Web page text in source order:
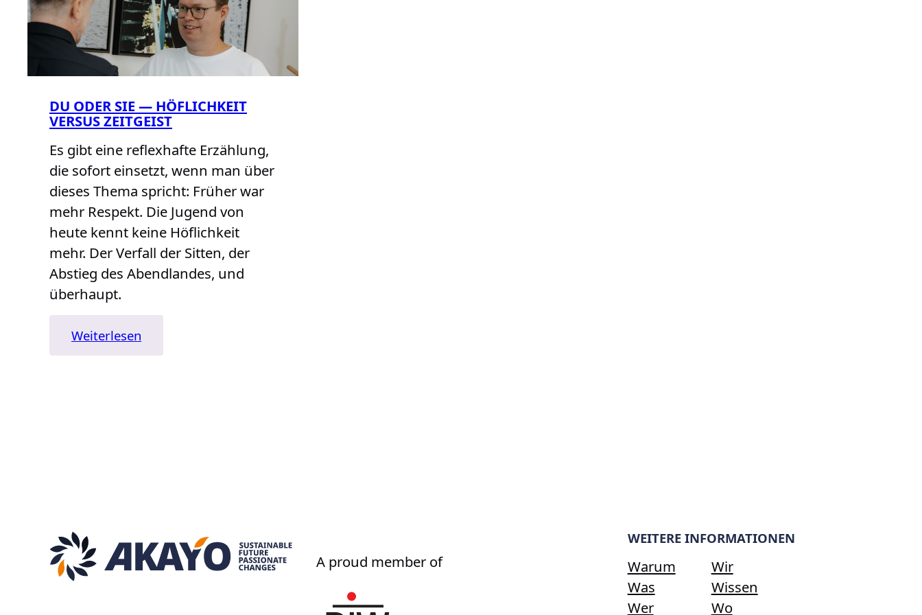
DU ODER SIE — HÖFLICHKEIT
VERSUS ZEITGEIST
Es gibt eine reflexhafte Erzählung,
die sofort einsetzt, wenn man über
dieses Thema spricht: Früher war
mehr Respekt. Die Jugend von
heute kennt keine Höflichkeit
mehr. Der Verfall der Sitten, der
Abstieg des Abendlandes, und
überhaupt.
Weiterlesen
Du
A proud member of
WEITERE INFORMATIONEN
Warum
Was
Wer
Wir
Wissen
Wo